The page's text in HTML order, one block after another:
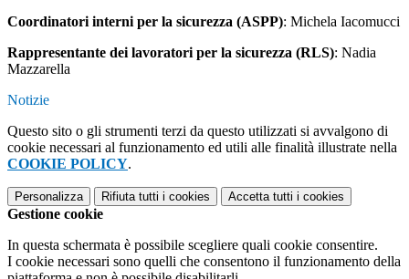
Coordinatori interni per la sicurezza (ASPP): Michela Iacomucci
Rappresentante dei lavoratori per la sicurezza (RLS): Nadia
Mazzarella
Notizie
Questo sito o gli strumenti terzi da questo utilizzati si avvalgono di
cookie necessari al funzionamento ed utili alle finalità illustrate nella
COOKIE POLICY.
Personalizza Rifiuta tutti i cookies Accetta tutti i cookies
Gestione cookie
In questa schermata è possibile scegliere quali cookie consentire.
I cookie necessari sono quelli che consentono il funzionamento della